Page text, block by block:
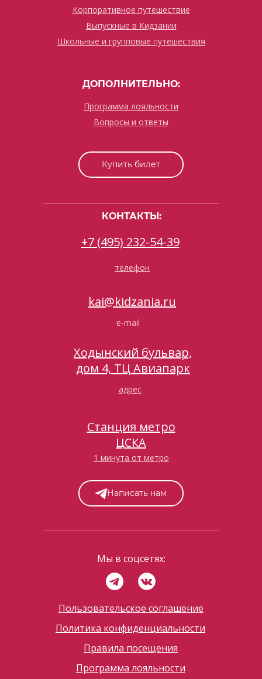
Школьные и групповые путешествия
Выпускные в Кидзании
Корпоративное путешествие
ДОПОЛНИТЕЛЬНО:
Программа лояльности
Вопросы и ответы
Купить билет
Политика конфиденциальности
Мы в соцсетях:
КОНТАКТЫ:
телефон
Ходынский бульвар,
дом 4, ТЦ Авиапарк
адрес
+7 (495) 232-54-39
e-mail
kai@kidzania.ru
Станция метро
ЦСКА
1 минута от метро
Написать нам
Правила посещения
Программа лояльности
Пользовательское соглашение